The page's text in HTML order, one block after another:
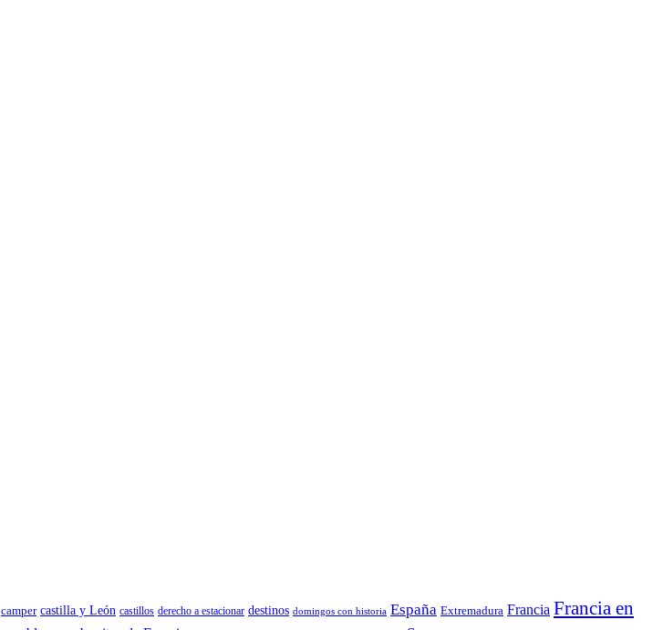
camper castilla y León castillos derecho a estacionar destinos domingos con historia España Extremadura Francia Francia en